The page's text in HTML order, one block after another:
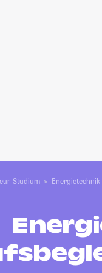
Studium Energietechnik